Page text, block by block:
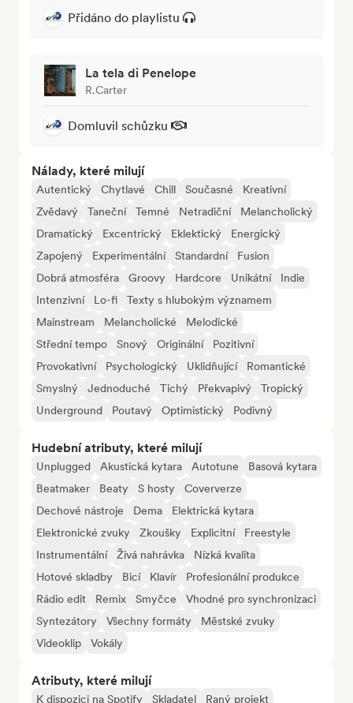
Přidáno do playlistu
La tela di Penelope
R.Carter
Domluvil schůzku
Nálady, které milují
Autentický Chytlavé Chill Současné
Kreativní
Zvědavý
Taneční Temné Netradiční
Melancholický
Dramatický
Excentrický Eklektický
Energický
Zapojený
Experimentální Standardní
Fusion
Dobrá atmosféra
Groovy Hardcore Unikátní
Indie
Intenzivní
Lo-fi
Texty s hlubokým významem
Mainstream
Melancholické
Melodické
Střední tempo
Snový Originální
Pozitivní
Provokativní
Psychologický Uklidňující
Romantické
Smyslný
Jednoduché Tichý Překvapivý
Tropický
Underground
Poutavý Optimistický Podivný
Hudební atributy, které milují
Unplugged Akustická kytara Autotune
Basová kytara
Beatmaker
Beaty S hosty
Coververze
Dechové nástroje
Dema
Elektrická kytara
Elektronické zvuky
Zkoušky Explicitní
Freestyle
Instrumentální
Živá nahrávka
Nízká kvalita
Hotové skladby
Bicí Klavír
Profesionální produkce
Rádio edit
Remix Smyčce
Vhodné pro synchronizaci
Syntezátory
Všechny formáty
Městské zvuky
Videoklip
Vokály
Atributy, které milují
K dispozici na Spotify Skladatel Raný projekt